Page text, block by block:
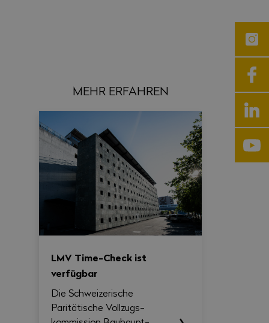
MEHR ERFAHREN
LMV Time-Check ist
verfügbar
Die Schweizerische
Paritätische Vollzugs­